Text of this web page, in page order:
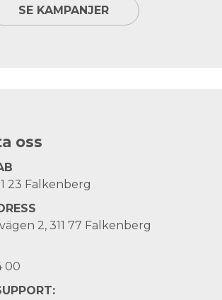
SE KAMPANJER
oss
23 Falkenberg
2, 311 77 Falkenberg
00